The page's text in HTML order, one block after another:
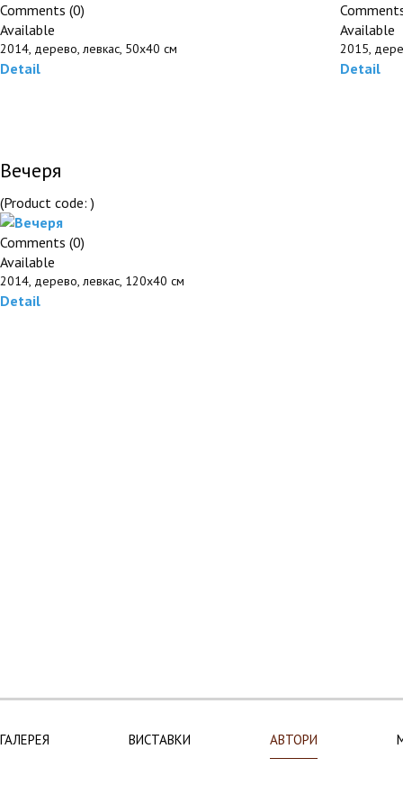
Comments (0)
Available
2014, дерево, левкас, 50х40 см
Detail
Available
2015,
Detail
Вечеря
(Product code:)
Comments (0)
Available
2014, дерево, левкас, 120х40 см
Detail
ГАЛЕРЕЯ ВИСТАВКИ АВТОРИ